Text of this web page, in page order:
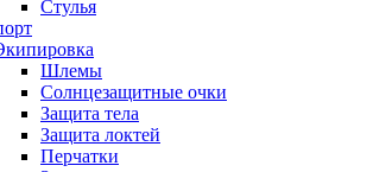
Стулья
Шлемы
Солнцезащитные очки
Защита тела
Защита локтей
Перчатки